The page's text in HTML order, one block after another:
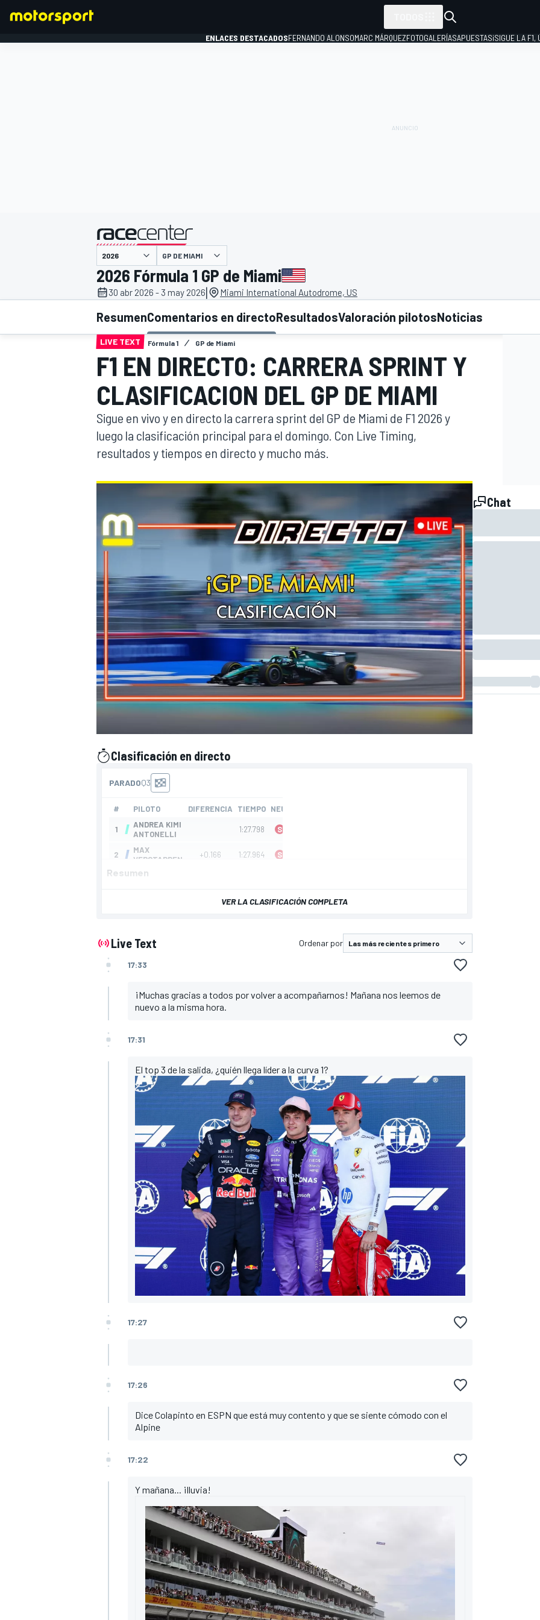
INDYCAR WRC
WEC FÓRMULA E
ENLACES DESTACADOSFERNANDO ALONSOMARC MÁRQUEZFOTOGALERÍASAPUESTAS¡SIGUE LA F1,
presentado por
GP DE MIAMI
2026 Fórmula 1 GP de Miami
30 abr 2026 - 3 may 2026| Miami International Autodrome, US
ResumenComentarios en directoResultadosValoración pilotosNoticias
LIVE TEXT Fórmula 1 GP de Miami
F1 EN DIRECTO: CARRERA SPRINT Y
CLASIFICACION DEL GP DE MIAMI
Sigue en vivo y en directo la carrera sprint del GP de Miami de F1 2026 y
luego la clasificación principal para el domingo. Con Live Timing,
resultados y tiempos en directo y mucho más.
Clasificación en directo
presentado por
Resumen
VER LA CLASIFICACIÓN COMPLETA
Live Text Ordenar por
17:33
¡Muchas gracias a todos por volver a acompañarnos! Mañana nos leemos de
nuevo a la misma hora.
17:31
El top 3 de la salida, ¿quién llega líder a la curva 1?
17:27
17:26
Dice Colapinto en ESPN que está muy contento y que se siente cómodo con el
Alpine
17:22
Y mañana... ¡lluvia!
Chat